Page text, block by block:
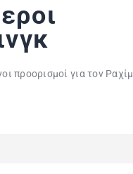
προορισμοί για τον Ραχίμ